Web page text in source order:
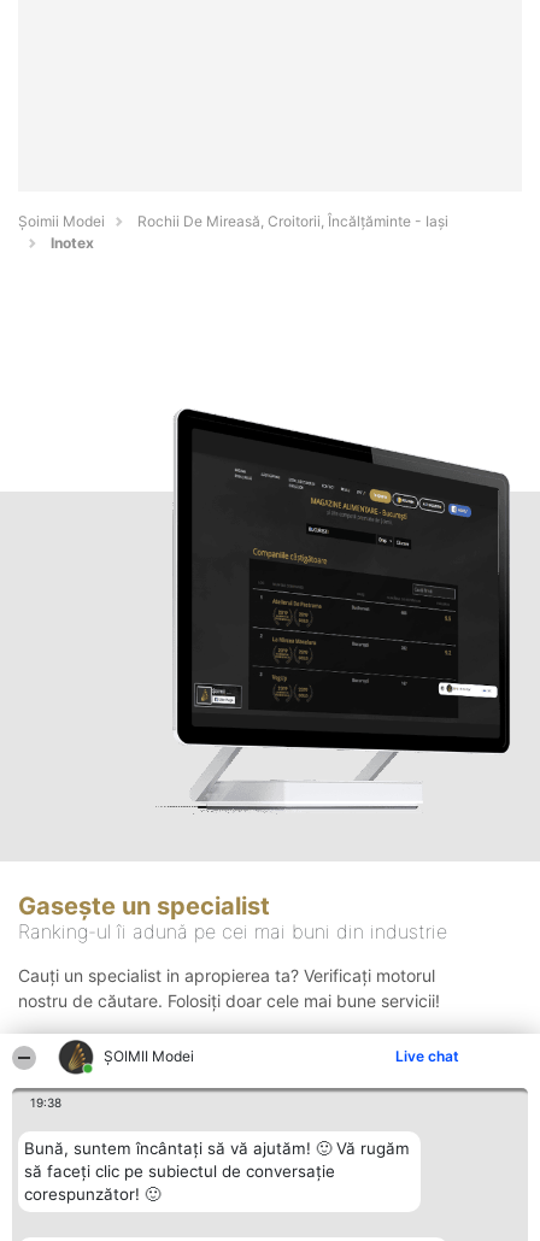
ȘOIMII Modei Live chat
19:38
Bună, suntem încântați să vă ajutăm! 🙂 Vă rugăm
să faceți clic pe subiectul de conversație
corespunzător! 🙂
Șoimii Modei
Rochii De Mireasă, Croitorii, Încălțăminte - Iaşi
Inotex
Gasește un specialist
Ranking-ul îi adună pe cei mai buni din industrie
Cauți un specialist in apropierea ta? Verificați motorul
nostru de căutare. Folosiți doar cele mai bune servicii!